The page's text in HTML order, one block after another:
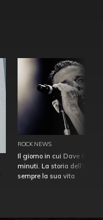
ROCK NEWS
Il giorno in cui Dave
minuti. La storia
sempre la sua vita